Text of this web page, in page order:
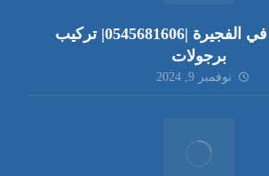
بناء مظلات في الفجيرة |0545681606| تركيب
برجولات
نوفمبر 9, 2024